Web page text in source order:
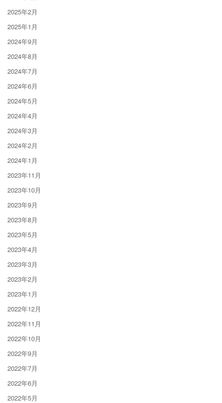
2025年2月
2025年1月
2024年9月
2024年8月
2024年7月
2024年6月
2024年5月
2024年4月
2024年3月
2024年2月
2024年1月
2023年11月
2023年10月
2023年9月
2023年8月
2023年5月
2023年4月
2023年3月
2023年2月
2023年1月
2022年12月
2022年11月
2022年10月
2022年9月
2022年7月
2022年6月
2022年5月